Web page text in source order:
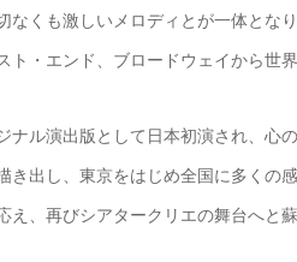
なくも激しいメロディとが一体と
ト・エンド、ブロードウェイから世
ナル演出版として日本初演され、
き出し、東京をはじめ全国に多くの
え、再びシアタークリエの舞台へと蘇